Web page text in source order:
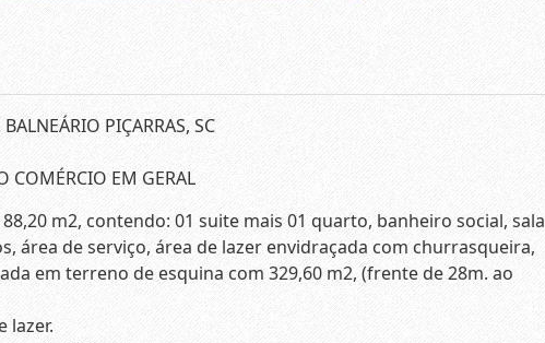
PIÇARRAS, SC
COMÉRCIO EM GERAL
88,20 m2, contendo: 01 suite mais 01 quarto, banheiro social, sala
área de serviço, área de lazer envidraçada com churrasqueira,
em terreno de esquina com 329,60 m2, (frente de 28m. ao
lazer.